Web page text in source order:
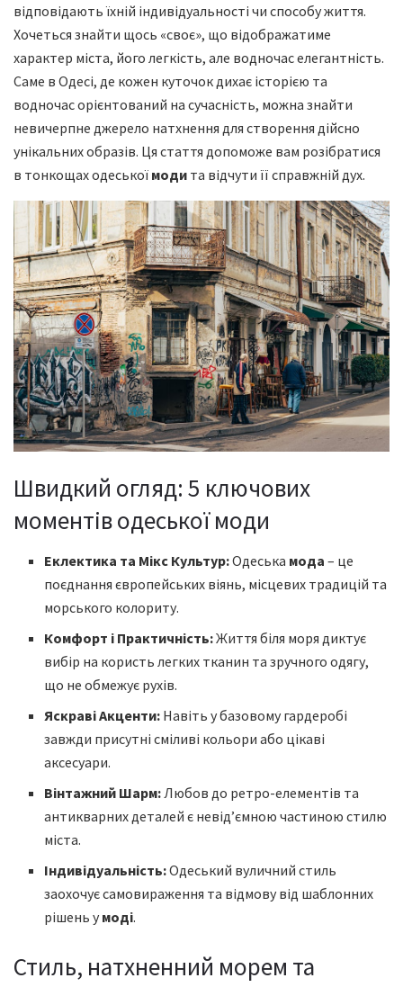
відповідають їхній індивідуальності чи способу життя.
Хочеться знайти щось «своє», що відображатиме
характер міста, його легкість, але водночас елегантність.
Саме в Одесі, де кожен куточок дихає історією та
водночас орієнтований на сучасність, можна знайти
невичерпне джерело натхнення для створення дійсно
унікальних образів. Ця стаття допоможе вам розібратися
в тонкощах одеської моди та відчути її справжній дух.
Швидкий огляд: 5 ключових
моментів одеської моди
Еклектика та Мікс Культур:Одеська мода – це
поєднання європейських віянь, місцевих традицій та
морського колориту.
Комфорт і Практичність:Життя біля моря диктує
вибір на користь легких тканин та зручного одягу,
що не обмежує рухів.
Яскраві Акценти: Навіть у базовому гардеробі
завжди присутні сміливі кольори або цікаві
аксесуари.
Вінтажний Шарм: Любов до ретро-елементів та
антикварних деталей є невід’ємною частиною стилю
міста.
Індивідуальність:Одеський вуличний стиль
заохочує самовираження та відмову від шаблонних
рішень у моді.
Стиль, натхненний морем та